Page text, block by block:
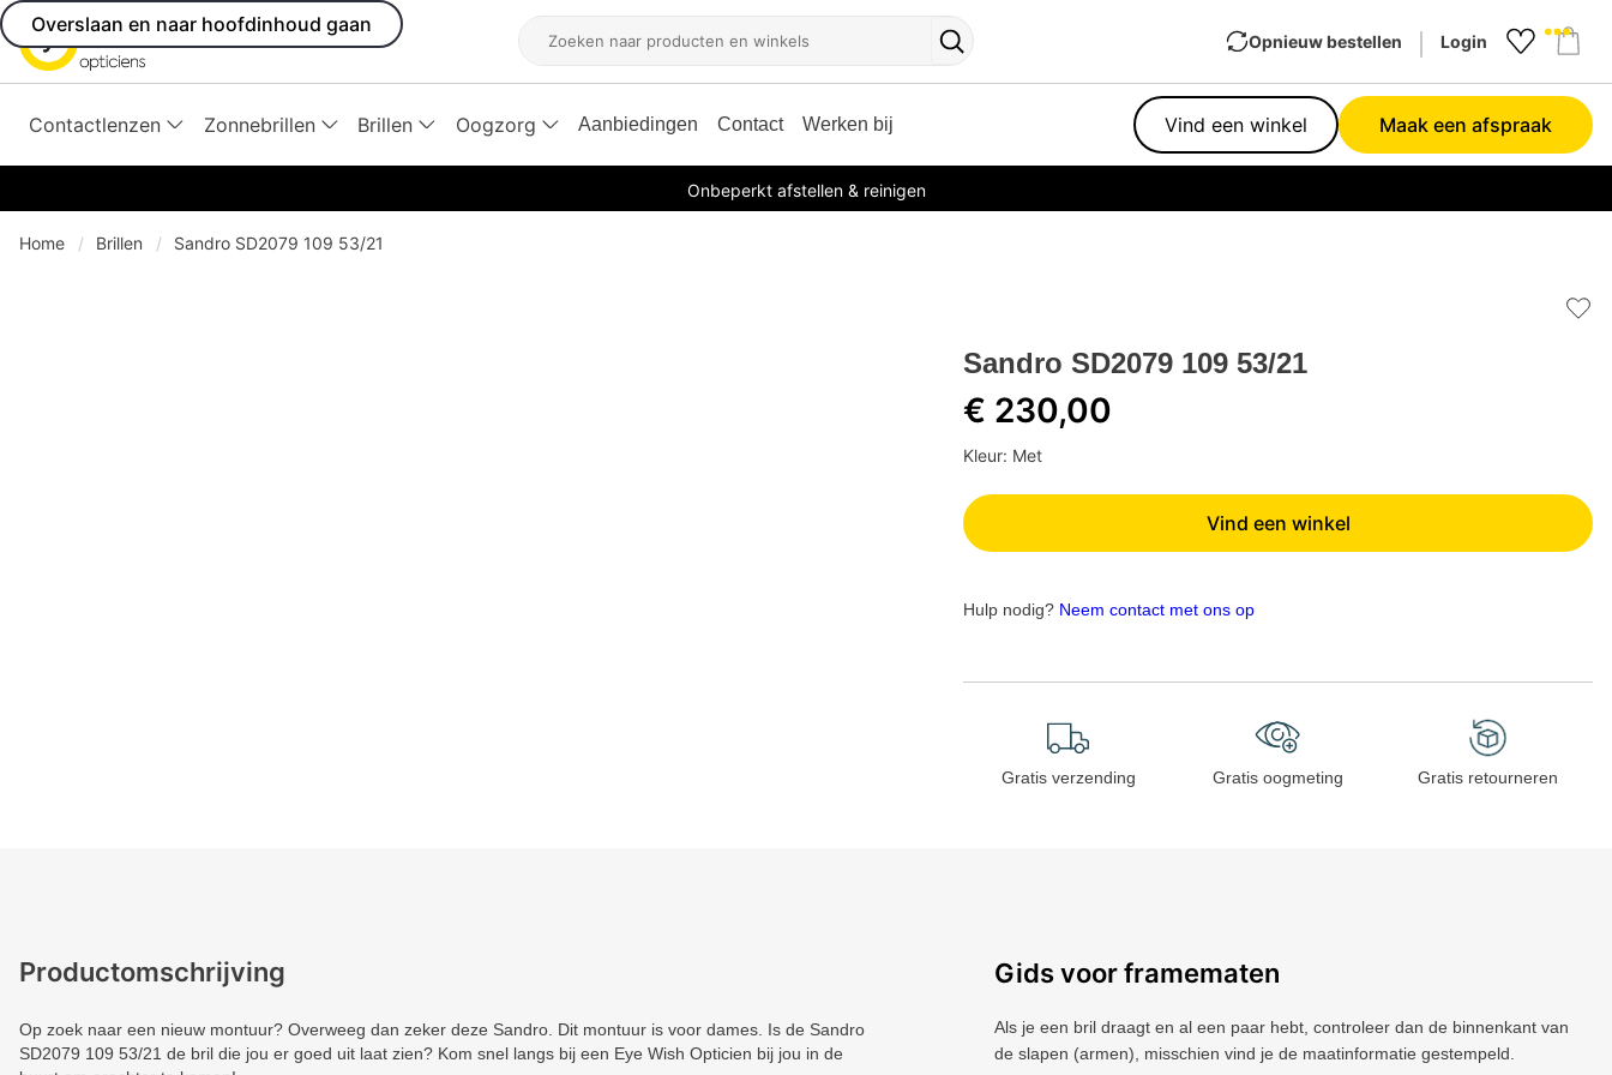
Overslaan en naar hoofdinhoud gaan
Zoeken
Zoekknop
Opnieuw bestellen Login
Contactlenzen Zonnebrillen Brillen Oogzorg Aanbiedingen Contact Werken bij Vind een winkel Maak een afspraak
Onbeperkt afstellen & reinigen
Home Brillen Sandro SD2079 109 53/21
Sandro SD2079 109 53/21
€ 230,00
Kleur: Met
Vind een winkel
Hulp nodig? Neem contact met ons op
Gratis verzending Gratis oogmeting Gratis retourneren
Productomschrijving
Op zoek naar een nieuw montuur? Overweeg dan zeker deze Sandro. Dit montuur is voor dames. Is de Sandro
SD2079 109 53/21 de bril die jou er goed uit laat zien? Kom snel langs bij een Eye Wish Opticien bij jou in de
Gids voor framematen
Als je een bril draagt ​​en al een paar hebt, controleer dan de binnenkant van
de slapen (armen), misschien vind je de maatinformatie gestempeld.